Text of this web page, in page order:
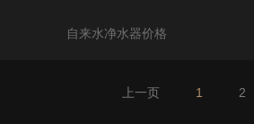
自来水净水器价格
上一页 1 2